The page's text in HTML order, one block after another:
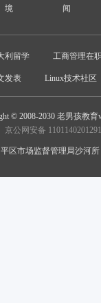
境
闻
利留学 工商管理在
发表 Linux技术社区
© 2008-2030 老男孩教育
京公网安备
区市场监督管理局沙河所